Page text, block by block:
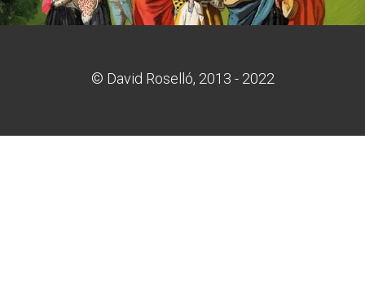
© David Roselló, 2013 - 2022